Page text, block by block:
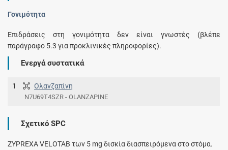
Γονιμότητα
Επιδράσεις στη γονιμότητα δεν είναι γνωστές (βλέπε
παράγραφο 5.3 για προκλινικές πληροφορίες).
Ενεργά συστατικά
1 Ολανζαπίνη
N7U69T4SZR - OLANZAPINE
Σχετικό SPC
ZYPREXA VELOTAB των 5 mg δισκία διασπειρόμενα στο στόμα.